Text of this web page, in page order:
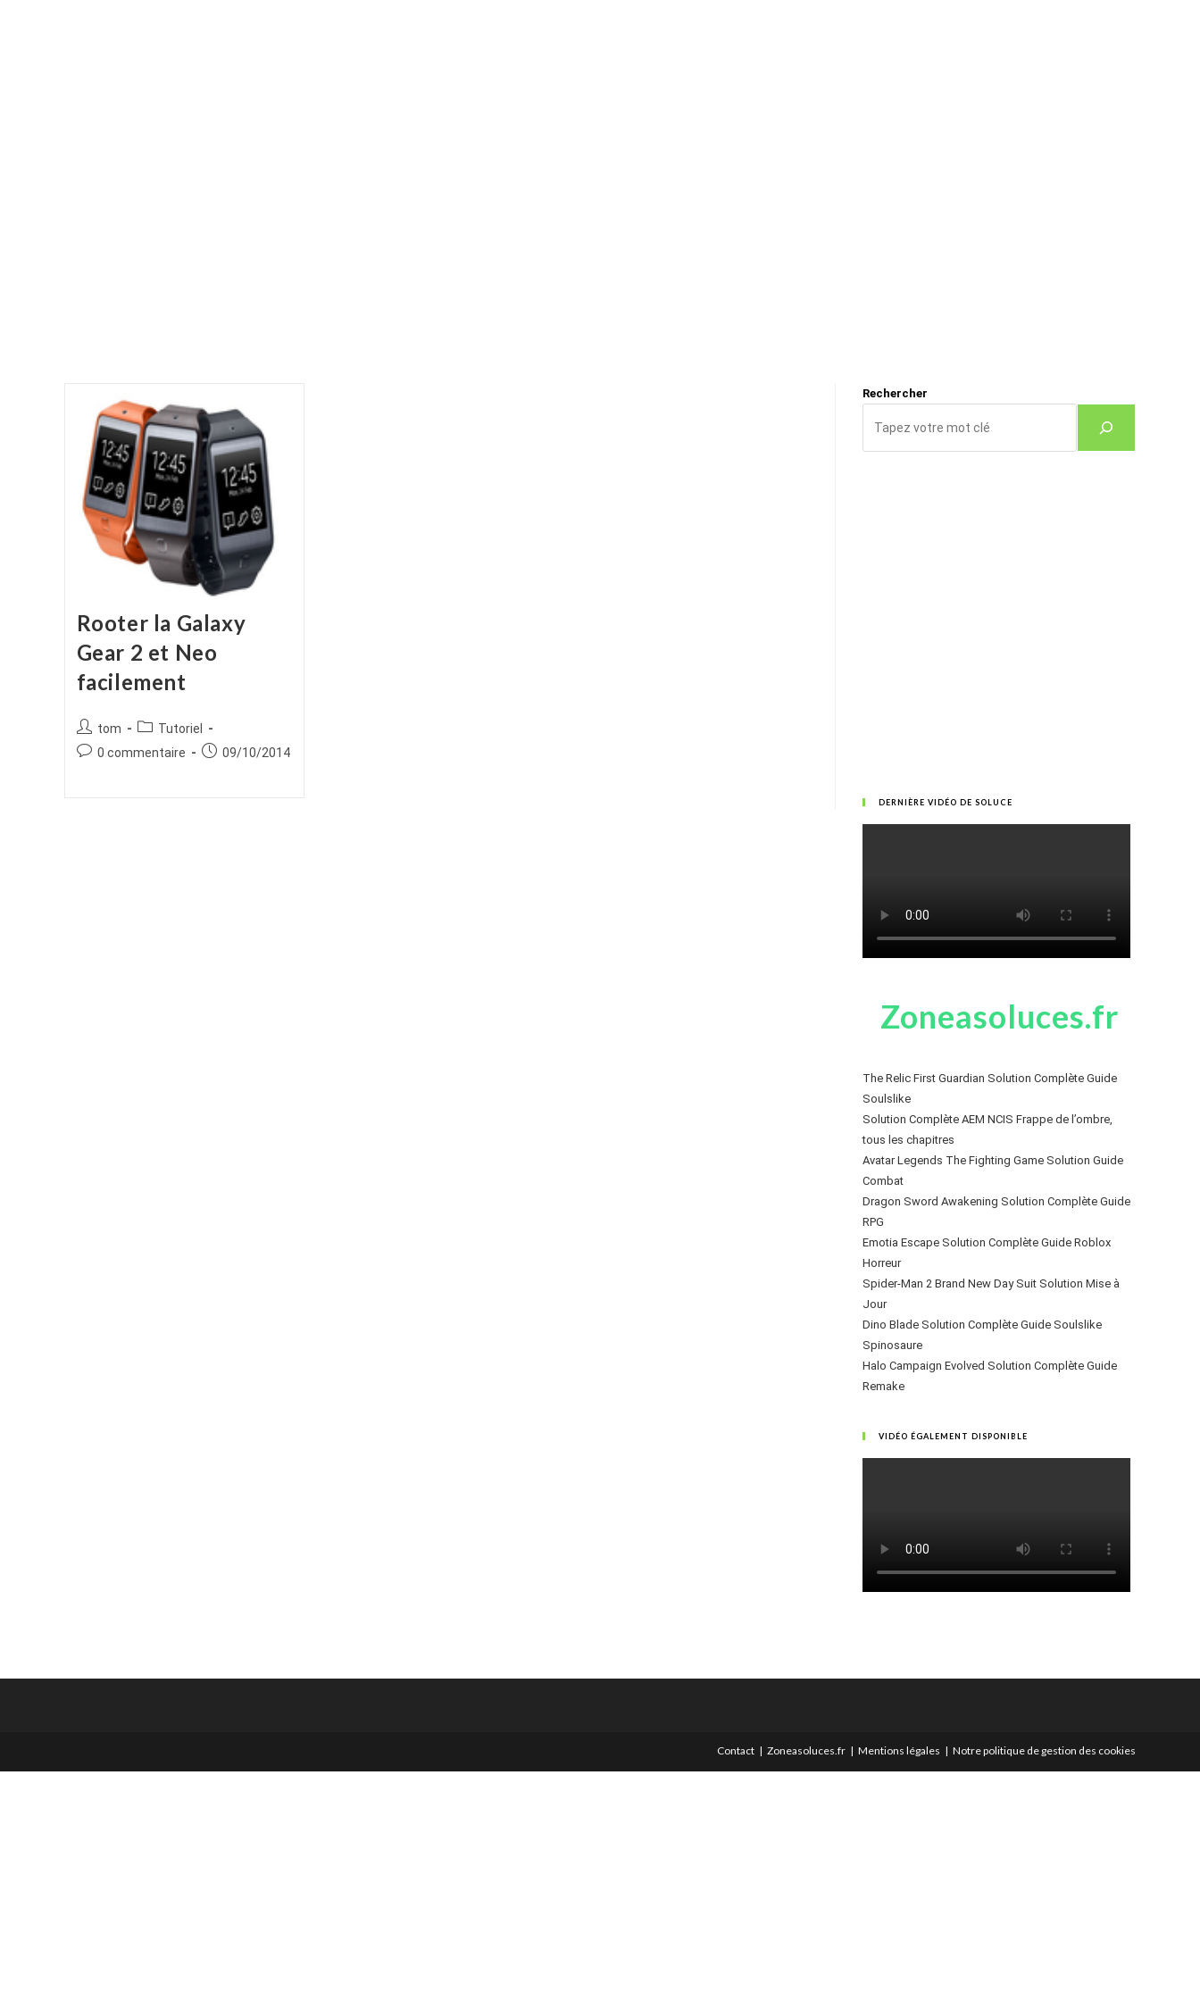
Rooter la Galaxy
Gear 2 et Neo
facilement
Auteur/autrice
de
tom
Post
category:
Tutoriel
Commentaires
0 commentaire
Publication
09/10/2014
Rechercher
DERNIÈRE VIDÉO DE SOLUCE
Zoneasoluces.fr
The Relic First Guardian Solution Complète Guide
Soulslike
Solution Complète AEM NCIS Frappe de l’ombre,
tous les chapitres
Avatar Legends The Fighting Game Solution Guide
Combat
Dragon Sword Awakening Solution Complète Guide
RPG
Emotia Escape Solution Complète Guide Roblox
Horreur
Spider-Man 2 Brand New Day Suit Solution Mise à
Jour
Dino Blade Solution Complète Guide Soulslike
Spinosaure
Halo Campaign Evolved Solution Complète Guide
Remake
VIDÉO ÉGALEMENT DISPONIBLE
Contact Zoneasoluces.fr Mentions légales Notre politique de gestion des cookies